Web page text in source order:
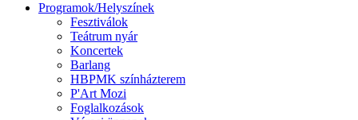
Programok/Helyszínek
Fesztiválok
Teátrum nyár
Koncertek
Barlang
HBPMK színházterem
P'Art Mozi
Foglalkozások